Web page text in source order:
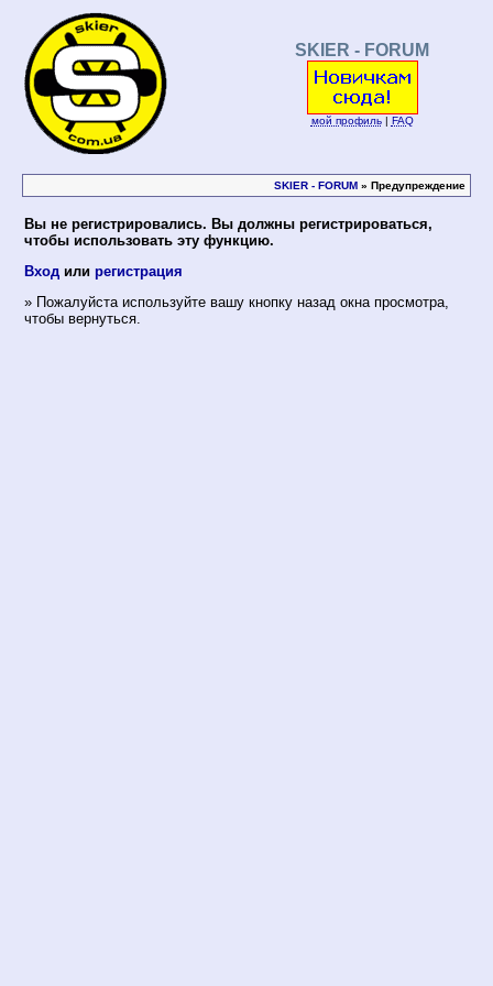
SKIER - FORUM
мой профиль| FAQ
SKIER - FORUM » Предупреждение
Вы не регистрировались. Вы должны регистрироваться,
чтобы использовать эту функцию.
Вход или регистрация
» Пожалуйста используйте вашу кнопку назад окна просмотра,
чтобы вернуться.